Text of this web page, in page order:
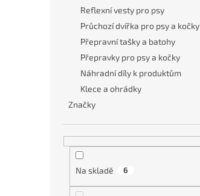
Reflexní vesty pro psy
Průchozí dvířka pro psy a kočky
Přepravní tašky a batohy
Přepravky pro psy a kočky
Náhradní díly k produktům
Klece a ohrádky
Značky
Na skladě 6